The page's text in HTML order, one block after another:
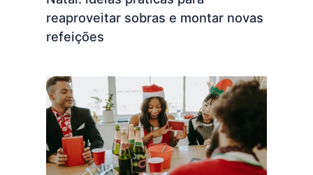
reaproveitar sobras e montar novas
refeições